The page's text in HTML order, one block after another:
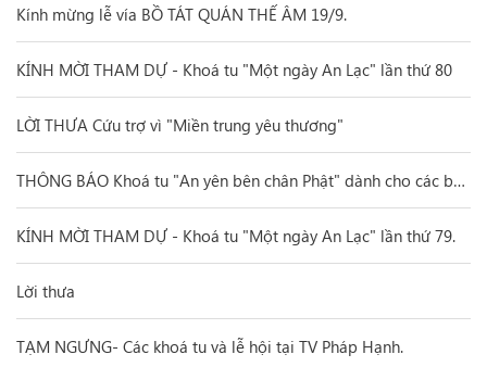
Kính mừng lễ vía BỒ TÁT QUÁN THẾ ÂM 19/9.
KÍNH MỜI THAM DỰ - Khoá tu "Một ngày An Lạc" lần thứ 80
LỜI THƯA Cứu trợ vì "Miền trung yêu thương"
THÔNG BÁO Khoá tu "An yên bên chân Phật" dành cho các bạn trẻ.
KÍNH MỜI THAM DỰ - Khoá tu "Một ngày An Lạc" lần thứ 79.
Lời thưa
TẠM NGƯNG- Các khoá tu và lễ hội tại TV Pháp Hạnh.